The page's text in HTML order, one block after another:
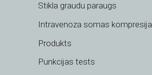
Stikla graudu paraugs
Intravenoza somas kompresija
Produkts
Punkcijas tests